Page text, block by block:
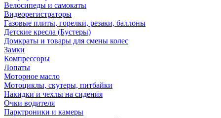
Велосипеды и самокаты
Видеорегистраторы
Газовые плиты, горелки, резаки, баллоны
Детские кресла (Бустеры)
Домкраты и товары для смены колес
Замки
Компрессоры
Лопаты
Моторное масло
Мотоциклы, скутеры, питбайки
Накидки и чехлы на сидения
Очки водителя
Парктроники и камеры